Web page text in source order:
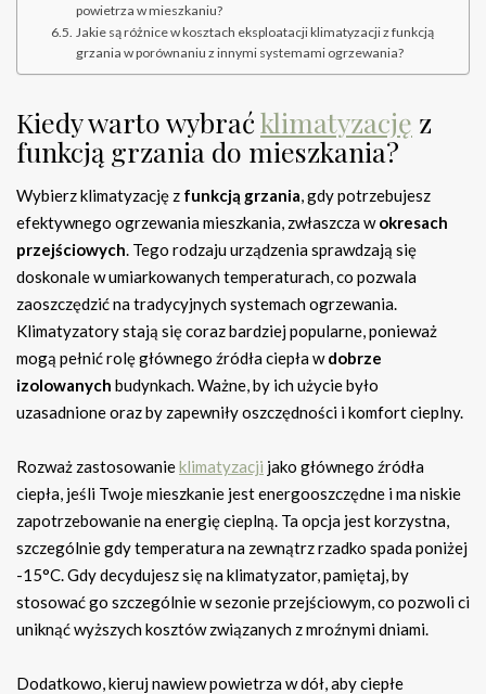
powietrza w mieszkaniu?
Jakie są różnice w kosztach eksploatacji klimatyzacji z funkcją
grzania w porównaniu z innymi systemami ogrzewania?
Kiedy warto wybraćklimatyzację z
funkcją grzania do mieszkania?
Wybierz klimatyzację z funkcją grzania , gdy potrzebujesz
efektywnego ogrzewania mieszkania, zwłaszcza wokresach
przejściowych . Tego rodzaju urządzenia sprawdzają się
doskonale w umiarkowanych temperaturach, co pozwala
zaoszczędzić na tradycyjnych systemach ogrzewania.
Klimatyzatory stają się coraz bardziej popularne, ponieważ
mogą pełnić rolę głównego źródła ciepła wdobrze
izolowanych budynkach. Ważne, by ich użycie było
uzasadnione oraz by zapewniły oszczędności i komfort cieplny.
Rozważ zastosowanieklimatyzacji jako głównego źródła
ciepła, jeśli Twoje mieszkanie jest energooszczędne i ma niskie
zapotrzebowanie na energię cieplną. Ta opcja jest korzystna,
szczególnie gdy temperatura na zewnątrz rzadko spada poniżej
-15°C. Gdy decydujesz się na klimatyzator, pamiętaj, by
stosować go szczególnie w sezonie przejściowym, co pozwoli ci
uniknąć wyższych kosztów związanych z mroźnymi dniami.
Dodatkowo, kieruj nawiew powietrza w dół, aby ciepłe